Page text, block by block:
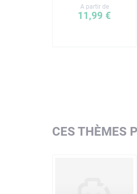
A partir de
11,99 €
CES THÈMES